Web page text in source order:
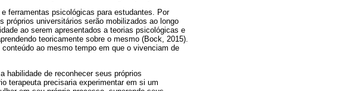
ferramentas psicológicas para estudantes. Por
próprios universitários serão mobilizados ao longo
ao serem apresentados a teorias psicológicas e
teoricamente sobre o mesmo (Bock, 2015).
ao mesmo tempo em que o vivenciam de
habilidade de reconhecer seus próprios
terapeuta precisaria experimentar em si um